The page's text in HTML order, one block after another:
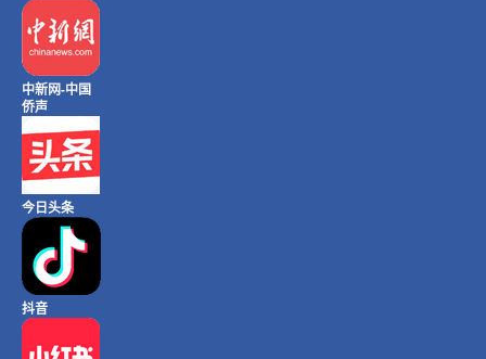
中新网-中国
侨声
今日头条
抖音